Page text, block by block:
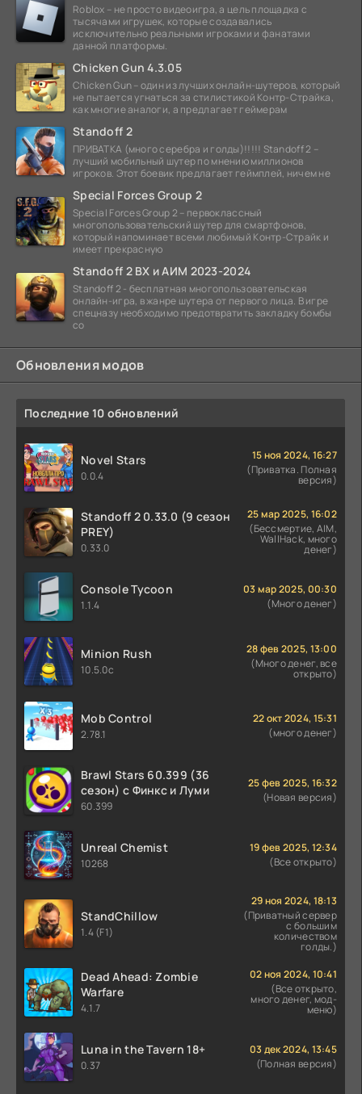
Roblox – не просто видеоигра, а цель площадка с
тысячами игрушек, которые создавались
исключительно реальными игроками и фанатами
данной платформы.
Chicken Gun 4.3.05
Chicken Gun – один из лучших онлайн-шутеров, который
не пытается угнаться за стилистикой Контр-Страйка,
как многие аналоги, а предлагает геймерам
Standoff 2
ПРИВАТКА (много серебра и голды)!!!!! Standoff 2 –
лучший мобильный шутер по мнению миллионов
игроков. Этот боевик предлагает геймплей, ничем не
Special Forces Group 2
Special Forces Group 2 – первоклассный
многопользовательский шутер для смартфонов,
который напоминает всеми любимый Контр-Страйк и
имеет прекрасную
Standoff 2 ВХ и АИМ 2023-2024
Standoff 2 - бесплатная многопользовательская
онлайн-игра, в жанре шутера от первого лица. В игре
спецназу необходимо предотвратить закладку бомбы
со
Обновления модов
Последние 10 обновлений
Novel Stars
0.0.4
15 ноя 2024, 16:27
(Приватка. Полная
версия)
Standoff 2 0.33.0 (9 сезон
PREY)
0.33.0
25 мар 2025, 16:02
(Бессмертие, AIM,
WallHack, много
денег)
Console Tycoon
1.1.4
03 мар 2025, 00:30
(Много денег)
Minion Rush
10.5.0c
28 фев 2025, 13:00
(Много денег, все
открыто)
Mob Control
2.78.1
22 окт 2024, 15:31
(много денег)
Brawl Stars 60.399 (36
сезон) с Финкс и Луми
60.399
25 фев 2025, 16:32
(Новая версия)
Unreal Chemist
10268
19 фев 2025, 12:34
(Все открыто)
StandChillow
1.4 (F1)
29 ноя 2024, 18:13
(Приватный сервер
с большим
количеством
голды.)
Dead Ahead: Zombie
Warfare
4.1.7
02 ноя 2024, 10:41
(Все открыто,
много денег, мод-
меню)
Luna in the Tavern 18+
0.37
03 дек 2024, 13:45
(Полная версия)